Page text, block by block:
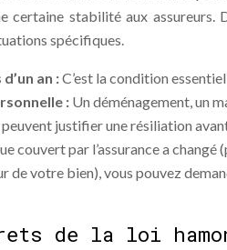
certaine stabilité aux
spécifiques.
an :C’est la condition
: Un déménagement, un
justifier une résiliation
couvert par l’assurance a
de votre bien), vous pouvez
de la loi